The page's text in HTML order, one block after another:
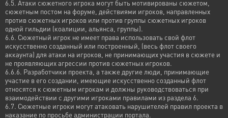
6.5. Атаки сюжетного игрока могут быть мотивированы сюжетом,
сюжетным постом на форуме, действиями игроков, направленных
против сюжетных игроков или против группы сюжетных игроков
одной гильдии (коалиции, альянса, группы).
6.6. Сюжетный игрок не имеет права использовать свой флот
искусственно созданный или построенный, (весь флот своего
аккаунта) для атаки на игроков, не принимающих участия в сюжете и
не проявляющих агрессии против сюжетных игроков.
6.6.6. Разработчики проекта, а также другие люди, принимающие
участие в его создании, имеющие искусственно созданный флот
относятся к сюжетным игрокам и должны руководствоваться при
взаимодействии с другими игроками правилами из раздела 6.
6.7. Сюжетные игроки могут атаковать нарушителей правил проекта в
наказание по просьбе администрации портала.